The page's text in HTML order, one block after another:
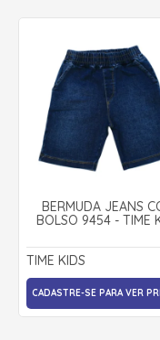
BERMUDA JEANS
BOLSO 9454 - TIME
TIME KIDS
CADASTRE-SE PARA VER